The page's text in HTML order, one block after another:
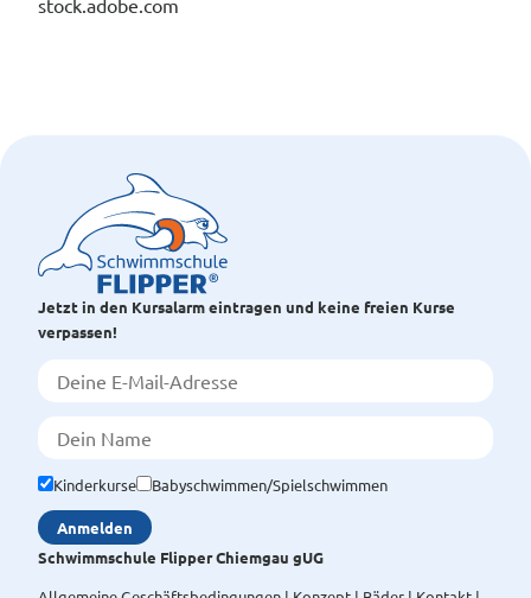
Jetzt in den Kursalarm eintragen und keine freien Kurse
verpassen!
Kinderkurse Babyschwimmen/Spielschwimmen
Schwimmschule Flipper Chiemgau gUG